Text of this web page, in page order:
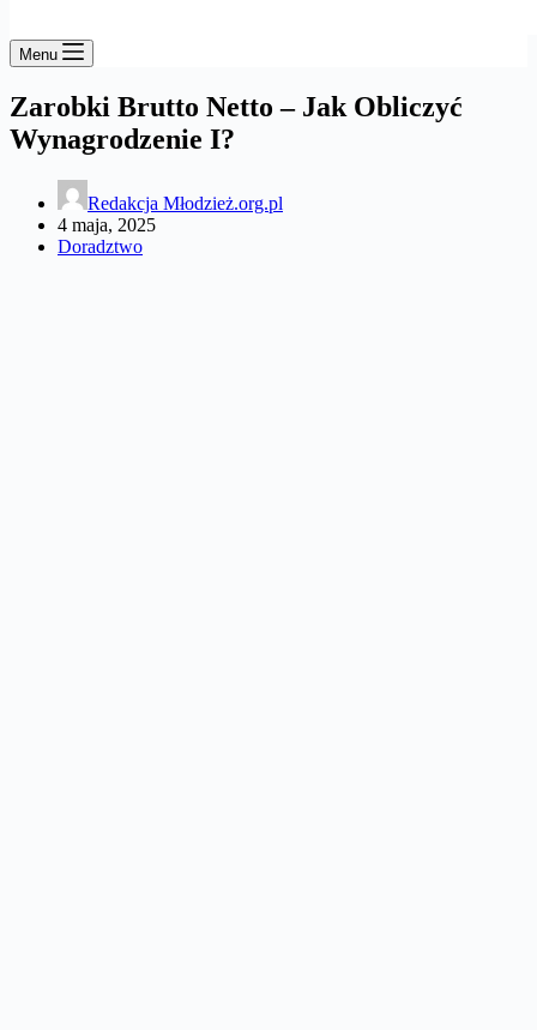
Menu
Zarobki Brutto Netto – Jak Obliczyć
Wynagrodzenie I?
Redakcja Młodzież.org.pl
4 maja, 2025
Doradztwo